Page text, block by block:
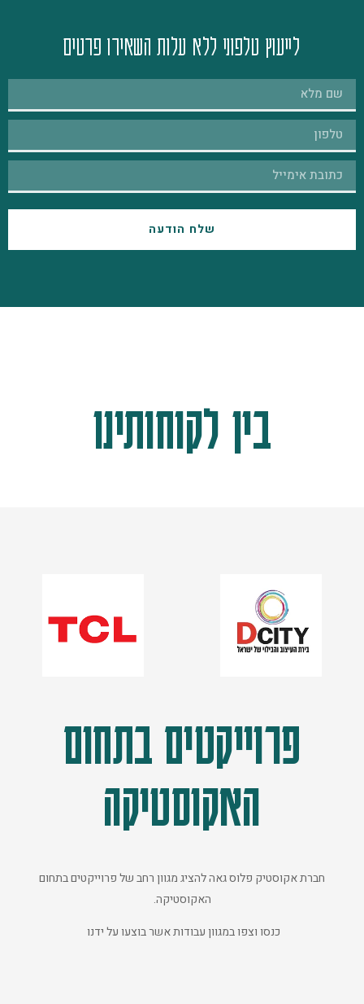
לייעוץ טלפוני ללא עלות השאירו פרטים
שלח הודעה
בין לקוחותינו
פרוייקטים בתחום
האקוסטיקה
חברת אקוסטיק פלוס גאה להציג מגוון רחב של פרוייקטים בתחום
האקוסטיקה.
כנסו וצפו במגוון עבודות אשר בוצעו על ידנו